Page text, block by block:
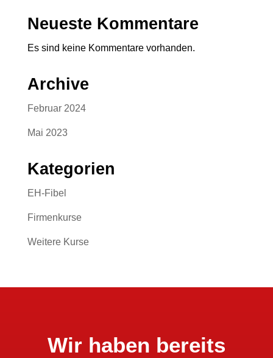
Neueste Kommentare
Es sind keine Kommentare vorhanden.
Archive
Februar 2024
Mai 2023
Kategorien
EH-Fibel
Firmenkurse
Weitere Kurse
Wir haben bereits